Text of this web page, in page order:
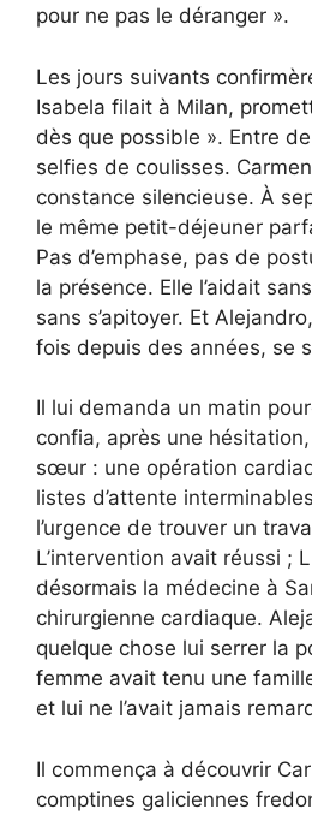
pour ne pas le déranger ».
Les jours suivants
Isabela filait à Milan,
dès que possible ». Entre
selfies de coulisses.
constance silencieuse. À
le même petit-déjeuner
Pas d’emphase, pas de
la présence. Elle l’aidait
sans s’apitoyer. Et
fois depuis des années, se
Il lui demanda un matin
confia, après une hésitation,
sœur : une opération
listes d’attente
l’urgence de trouver un
L’intervention avait réussi ;
désormais la médecine à
chirurgienne cardiaque.
quelque chose lui serrer la
femme avait tenu une
et lui ne l’avait jamais
Il commença à découvrir
comptines galiciennes